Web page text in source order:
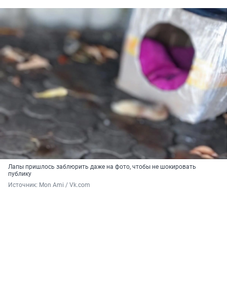
Лапы пришлось заблюрить даже на фото, чтобы не шокировать
публику
Источник: Mon Ami / Vk.com